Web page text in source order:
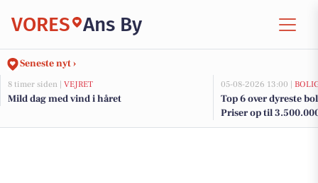
VORES Ans By
Seneste nyt ›
8 timer siden | VEJRET
Mild dag med vind i håret
05-08-2026 13:00 |
Top 6 over dyreste
Priser op til